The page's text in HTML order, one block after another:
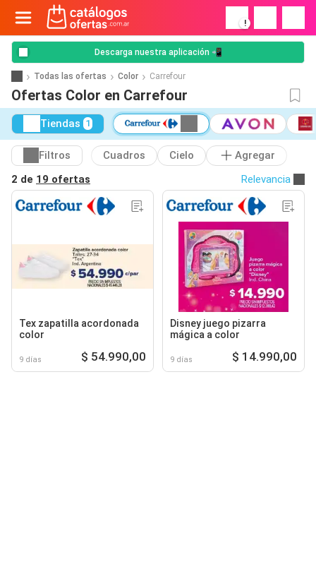
!
Descarga nuestra aplicación 📲
Todas las ofertas Color Carrefour
Ofertas Color en Carrefour
Tiendas 1
Filtros Cuadros Cielo
Agregar
2 de 19 ofertas Relevancia
Tex zapatilla acordonada
color
9 días $ 54.990,00
Disney juego pizarra
mágica a color
9 días $ 14.990,00